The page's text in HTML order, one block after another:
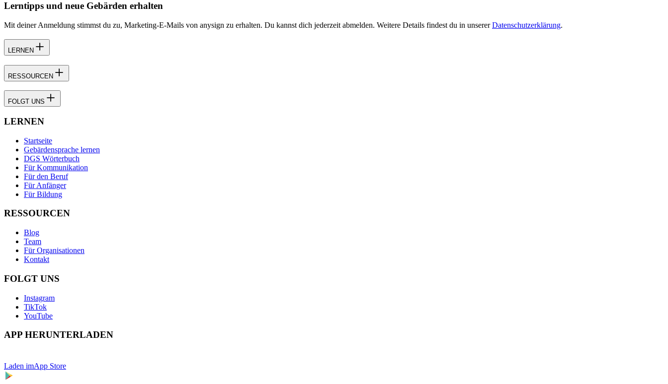
Lerntipps und neue Gebärden erhalten
Mit deiner Anmeldung stimmst du zu, Marketing-E-Mails von anysign zu erhalten. Du kannst dich jederzeit abmelden. Weitere Details findest du in unserer Datenschutzerklärung.
LERNEN
RESSOURCEN
FOLGT UNS
LERNEN
Startseite
Gebärdensprache lernen
DGS Wörterbuch
Für Kommunikation
Für den Beruf
Für Anfänger
Für Bildung
RESSOURCEN
Blog
Team
Für Organisationen
Kontakt
FOLGT UNS
Instagram
TikTok
YouTube
APP HERUNTERLADEN
Laden imApp Store